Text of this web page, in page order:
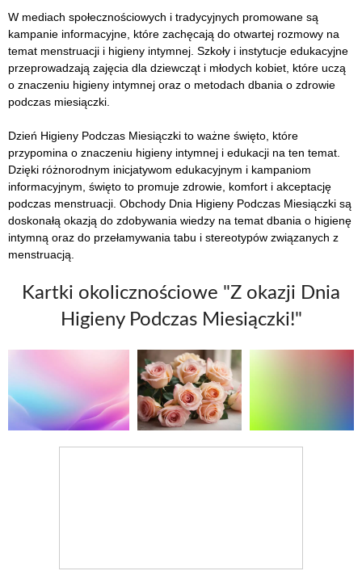
W mediach społecznościowych i tradycyjnych promowane są
kampanie informacyjne, które zachęcają do otwartej rozmowy na
temat menstruacji i higieny intymnej. Szkoły i instytucje edukacyjne
przeprowadzają zajęcia dla dziewcząt i młodych kobiet, które uczą
o znaczeniu higieny intymnej oraz o metodach dbania o zdrowie
podczas miesiączki.
Dzień Higieny Podczas Miesiączki to ważne święto, które
przypomina o znaczeniu higieny intymnej i edukacji na ten temat.
Dzięki różnorodnym inicjatywom edukacyjnym i kampaniom
informacyjnym, święto to promuje zdrowie, komfort i akceptację
podczas menstruacji. Obchody Dnia Higieny Podczas Miesiączki są
doskonałą okazją do zdobywania wiedzy na temat dbania o higienę
intymną oraz do przełamywania tabu i stereotypów związanych z
menstruacją.
Kartki okolicznościowe "Z okazji Dnia
Higieny Podczas Miesiączki!"